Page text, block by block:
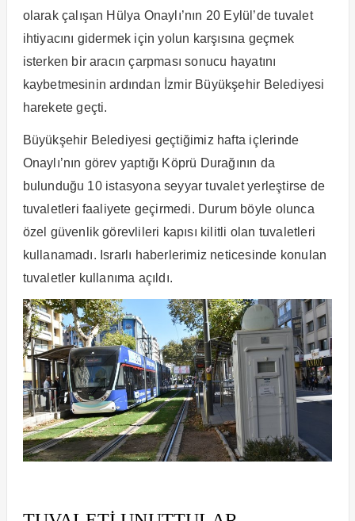
olarak çalışan Hülya Onaylı’nın 20 Eylül’de tuvalet
ihtiyacını gidermek için yolun karşısına geçmek
isterken bir aracın çarpması sonucu hayatını
kaybetmesinin ardından İzmir Büyükşehir Belediyesi
harekete geçti.
Büyükşehir Belediyesi geçtiğimiz hafta içlerinde
Onaylı’nın görev yaptığı Köprü Durağının da
bulunduğu 10 istasyona seyyar tuvalet yerleştirse de
tuvaletleri faaliyete geçirmedi. Durum böyle olunca
özel güvenlik görevlileri kapısı kilitli olan tuvaletleri
kullanamadı. Israrlı haberlerimiz neticesinde konulan
tuvaletler kullanıma açıldı.